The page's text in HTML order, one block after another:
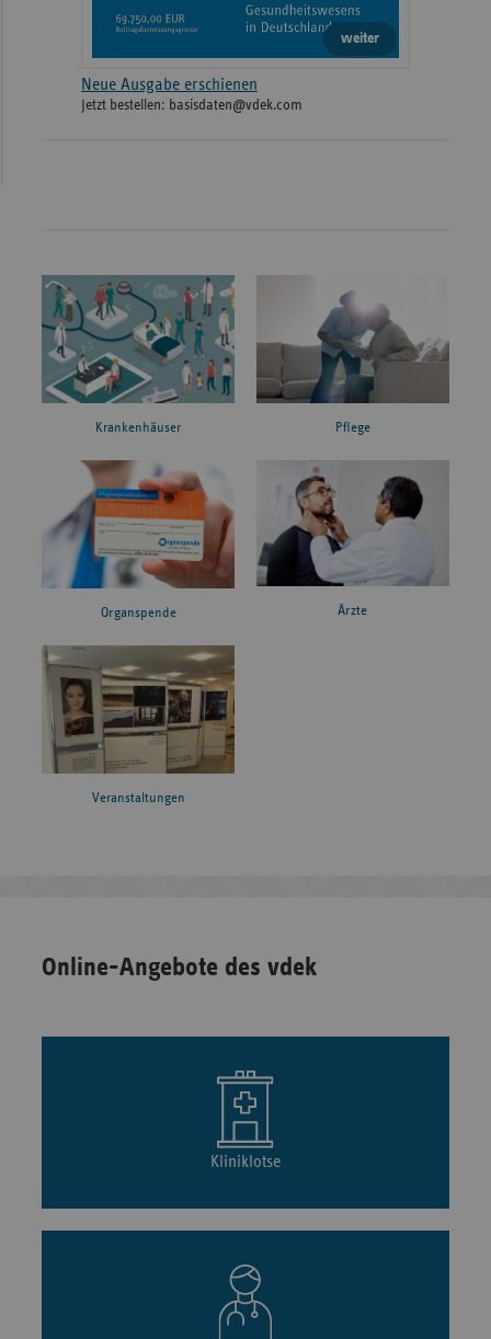
weiter
Neue Ausgabe erschienen
Jetzt bestellen: basisdaten@vdek.com
Krankenhäuser Pflege
Organspende Ärzte
Veranstaltungen
Online-Angebote des vdek
Kliniklotse